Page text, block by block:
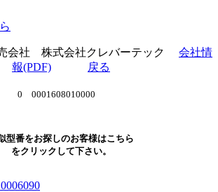
売会社 株式会社クレバーテック 会社情
報(PDF)
戻る
0 0001608010000
型番をお探しのお客様はこちら
をクリックして下さい。